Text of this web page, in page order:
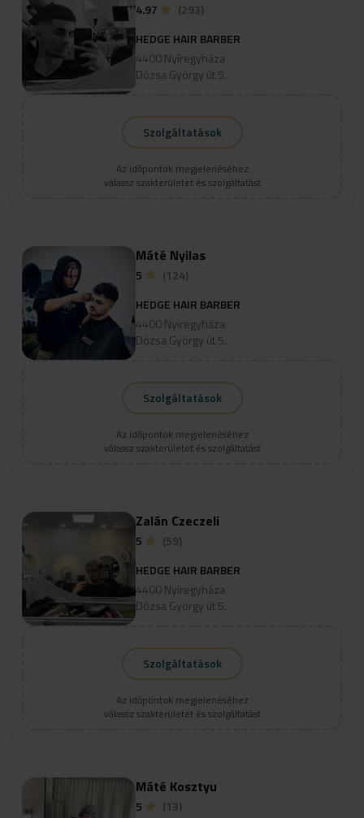
Szolgáltatások
Az időpontok megjelenéséhez
válassz szakterületet és szolgáltatást
4.97
(293)
HEDGE HAIR BARBER
4400 Nyíregyháza
Dózsa György út 5.
Szolgáltatások
Az időpontok megjelenéséhez
válassz szakterületet és szolgáltatást
Máté Nyilas
5
(124)
HEDGE HAIR BARBER
4400 Nyíregyháza
Dózsa György út 5.
Szolgáltatások
Az időpontok megjelenéséhez
válassz szakterületet és szolgáltatást
Zalán Czeczeli
5
(59)
HEDGE HAIR BARBER
4400 Nyíregyháza
Dózsa György út 5.
Máté Kosztyu
5
(13)